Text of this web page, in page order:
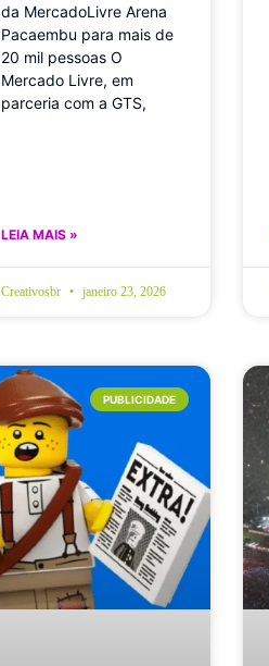
da MercadoLivre Arena
Pacaembu para mais de
20 mil pessoas O
Mercado Livre, em
parceria com a GTS,
LEIA MAIS »
Creativosbr janeiro 23, 2026
PUBLICIDADE